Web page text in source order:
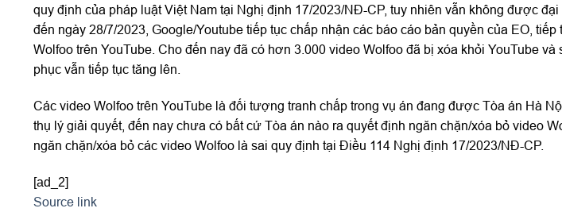
quy định của pháp luật Việt Nam tại Nghị định 17/2023/NĐ-CP, tuy nhiên vẫn không được
đến ngày 28/7/2023, Google/Youtube tiếp tục chấp nhận các báo cáo bản quyền của EO,
Wolfoo trên YouTube. Cho đến nay đã có hơn 3.000 video Wolfoo đã bị xóa khỏi YouTube
phục vẫn tiếp tục tăng lên.
Các video Wolfoo trên YouTube là đối tượng tranh chấp trong vụ án đang được Tòa án Hà
thụ lý giải quyết, đến nay chưa có bất cứ Tòa án nào ra quyết định ngăn chặn/xóa bỏ video
ngăn chặn/xóa bỏ các video Wolfoo là sai quy định tại Điều 114 Nghị định 17/2023/NĐ-CP.
[ad_2]
Source link